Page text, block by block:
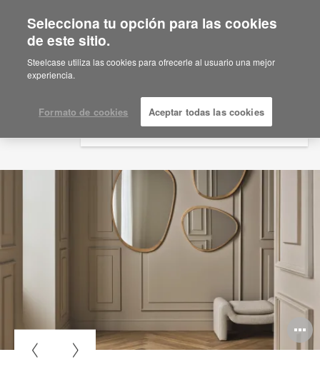
Are you in United States?
Would you like to see Products we sell in
your region?
English
Español
Selecciona tu opción para las cookies
de este sitio.
Steelcase utiliza las cookies para ofrecerle al usuario una mejor
experiencia.
Formato de cookies Aceptar todas las cookies